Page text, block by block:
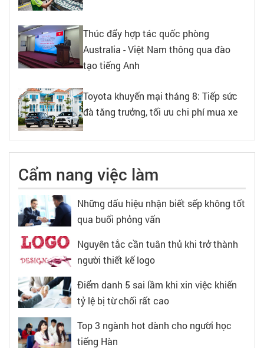
Thúc đẩy hợp tác quốc phòng
Australia - Việt Nam thông qua đào
tạo tiếng Anh
Toyota khuyến mại tháng 8: Tiếp sức
đà tăng trưởng, tối ưu chi phí mua xe
Cẩm nang việc làm
Những dấu hiệu nhận biết sếp không tốt
qua buổi phỏng vấn
Nguyên tắc cần tuân thủ khi trở thành
người thiết kế logo
Điểm danh 5 sai lầm khi xin việc khiến
tỷ lệ bị từ chối rất cao
Top 3 ngành hot dành cho người học
tiếng Hàn